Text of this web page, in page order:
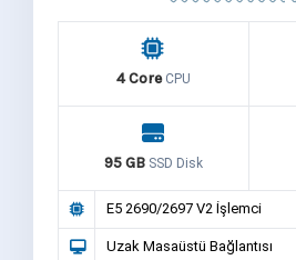
4 Core CPU
95 GB SSD Disk
E5 2690/2697 V2 İşlemci
Uzak Masaüstü Bağlantısı